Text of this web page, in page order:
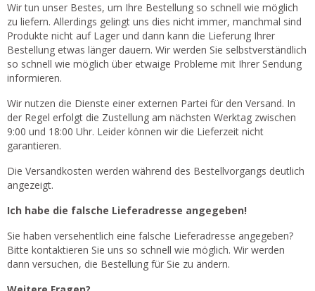
Wir tun unser Bestes, um Ihre Bestellung so schnell wie möglich
zu liefern. Allerdings gelingt uns dies nicht immer, manchmal sind
Produkte nicht auf Lager und dann kann die Lieferung Ihrer
Bestellung etwas länger dauern. Wir werden Sie selbstverständlich
so schnell wie möglich über etwaige Probleme mit Ihrer Sendung
informieren.
Wir nutzen die Dienste einer externen Partei für den Versand. In
der Regel erfolgt die Zustellung am nächsten Werktag zwischen
9:00 und 18:00 Uhr. Leider können wir die Lieferzeit nicht
garantieren.
Die Versandkosten werden während des Bestellvorgangs deutlich
angezeigt.
Ich habe die falsche Lieferadresse angegeben!
Sie haben versehentlich eine falsche Lieferadresse angegeben?
Bitte kontaktieren Sie uns so schnell wie möglich. Wir werden
dann versuchen, die Bestellung für Sie zu ändern.